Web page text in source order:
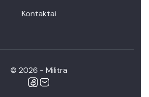
Kontaktai
© 2026 - Militra